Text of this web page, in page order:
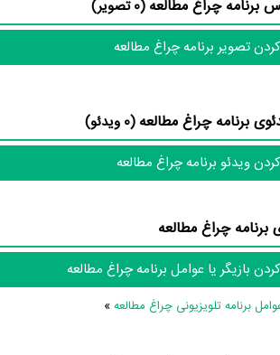
گفت‌وگوهایی با نویسندگان کتاب‌های حوزه علوم
خواهد پرداخت. »
داشته‌اند و هر یک از آنها در
چراغ مطالعه
گالری عکس و پوستر برنامه چراغ مطالعه،
چراغ مطالعه و نقد برنامه چراغ مطالعه هنوز
آنلاین و بانک اطلاعات هنرمندان و آثار
برنامه چراغ مطالعه (0 تصویر)
تصویر برنامه چراغ مطالعه
برنامه چراغ مطالعه (0 ویدئو)
ویدئو برنامه چراغ مطالعه
چراغ مطالعه
بازیگر یا عوامل برنامه چراغ مطالعه
برنامه تلویزیونی چراغ مطالعه»